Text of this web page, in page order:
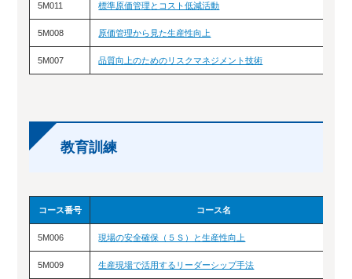
5M011 標準原価管理とコスト低減活動
5M008 原価管理から見た生産性向上
5M007 品質向上のためのリスクマネジメント技術
教育訓練
コース番号 コース名
5M006 現場の安全確保（５Ｓ）と生産性向上
5M009 生産現場で活用するリーダーシップ手法